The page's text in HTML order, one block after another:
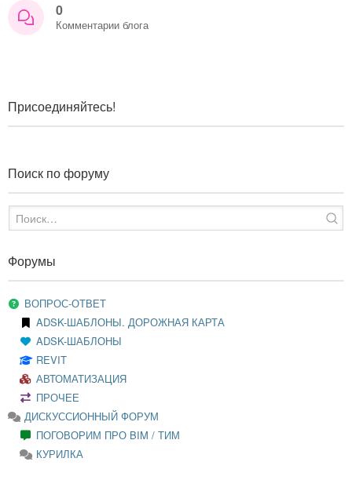
0
Комментарии блога
Присоединяйтесь!
Поиск по форуму
Форумы
ВОПРОС-ОТВЕТ
ADSK-ШАБЛОНЫ. ДОРОЖНАЯ КАРТА
ADSK-ШАБЛОНЫ
REVIT
АВТОМАТИЗАЦИЯ
ПРОЧЕЕ
ДИСКУССИОННЫЙ ФОРУМ
ПОГОВОРИМ ПРО BIM / ТИМ
КУРИЛКА